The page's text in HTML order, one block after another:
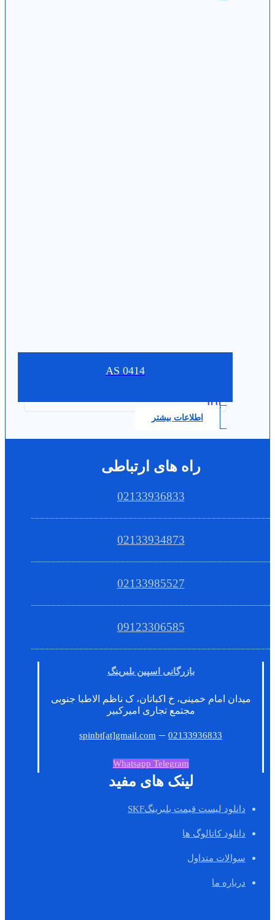
AS 0414
0.0
اطلاعات بیشتر
راه های ارتباطی
02133936833
02133934873
02133985527
09123306585
بازرگانی اسپین بلبرینگ
میدان امام خمینی، خ اکباتان، ک ناظم الاطبا جنوبی
مجتمع تجاری امیرکبیر
spinbt[at]gmail.com –02133936833
Whatsapp Telegram
لینک های مفید
دانلود لیست قیمت بلبرینگSKF
دانلود کاتالوگ ها
سوالات متداول
درباره ما